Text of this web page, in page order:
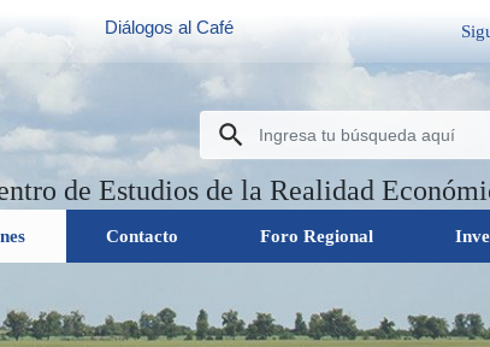
Diálogos al Café
de Estudios de la Realidad
Contacto Foro Regional